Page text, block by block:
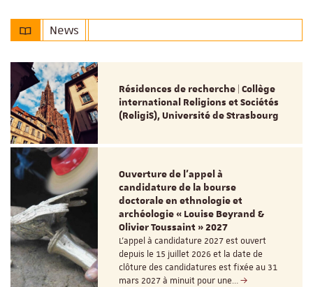
News
Résidences de recherche | Collège
international Religions et Sociétés
(ReligiS), Université de Strasbourg
Ouverture de l'appel à
candidature de la bourse
doctorale en ethnologie et
archéologie « Louise Beyrand &
Olivier Toussaint » 2027
L’appel à candidature 2027 est ouvert
depuis le 15 juillet 2026 et la date de
clôture des candidatures est fixée au 31
mars 2027 à minuit pour une…